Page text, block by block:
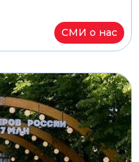
СМИ о нас